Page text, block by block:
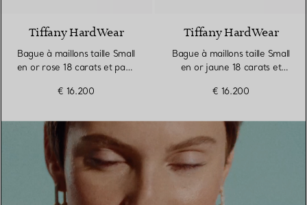
Tiffany HardWear
Bague à maillons taille Small
en or rose 18 carats et pavé
€ 16.200
Tiffany HardWear
Bague à maillons taille Small
en or jaune 18 carats et
€ 16.200